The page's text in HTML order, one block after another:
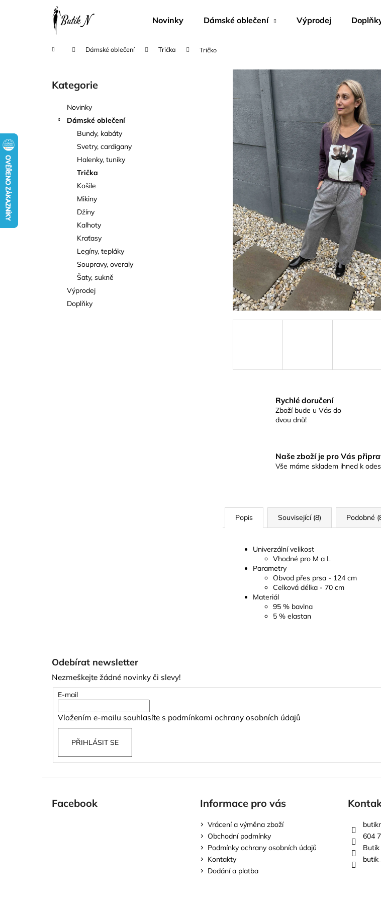
Novinky Dámské oblečení Výprodej
Domů Dámské oblečení Trička Tričko
Přeskočit
kategorie
Kategorie
Novinky
Dámské oblečení
Bundy, kabáty
Svetry, cardigany
Halenky, tuniky
Trička
Košile
Mikiny
Džíny
Kalhoty
Kraťasy
Legíny, tepláky
Soupravy, overaly
Šaty, sukně
Výprodej
Doplňky
Rychlé doručení
Zboží bude u Vás do
dvou dnů!
Naše zboží je pro Vás
Vše máme skladem ihned k
Popis Související (8) Podobné
Univerzální velikost
Vhodné pro M a L
Parametry
Obvod přes prsa - 124 cm
Celková délka - 70 cm
Materiál
95 % bavlna
5 % elastan
HLEDAT
Doporučujeme
Odebírat newsletter
Nezmeškejte žádné novinky či slevy!
E-mail
Vložením e-mailu souhlasíte s podmínkami ochrany osobních údajů
PŘIHLÁSIT SE
Facebook Informace pro vás
Vrácení a výměna zboží
Obchodní podmínky
Podmínky ochrany osobních údajů
Kontakty
Dodání a platba
604
Butik